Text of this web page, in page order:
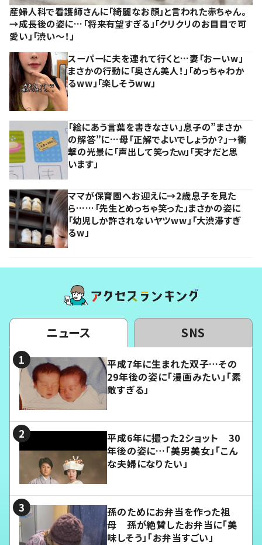
産婦人科で看護師さんに「綺麗なお顔」と言われた赤ちゃん。
→成長後の姿に…「将来有望すぎる」「クリクリのお目目で可
愛い」「渋い～！」
スーパーに夫を連れて行くと…妻「おーいw」
まさかの行動に「奥さん美人！」「めっちゃわか
るww」「楽しそうww」
「絵にあう言葉を書きなさい」息子の”まさか
の解答”に…母「正解でよいでしょうか？」→衝
撃の光景に「声出して笑ったｗ」「天才だと思
います」
ママが保育園へお迎えに→2歳息子を見た
ら……「先生とめっちゃ笑った」まさかの姿に
「幼児しか許されないヤツww」「大渋滞すぎ
るw」
ニュース SNS
平成7年に生まれた双子…その
29年後の姿に「漫画みたい」「素
敵すぎる」
平成6年に撮った2ショット 30
年後の姿に…「美男美女」「こん
な夫婦になりたい」
孫のためにお弁当を作った祖
母 孫が絶賛したお弁当に「美
味しそう」「お弁当すごい」